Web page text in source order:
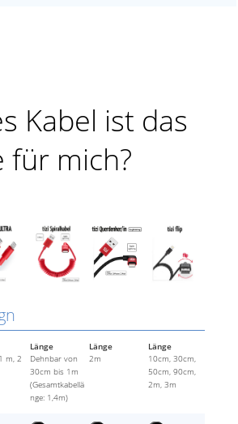
Kabel ist das
für mich?
m, 2
Länge
Dehnbar von
30cm bis 1m
(Gesamtkabellä
nge: 1,4m)
Länge
2m
Länge
10cm, 30cm,
50cm, 90cm,
2m, 3m